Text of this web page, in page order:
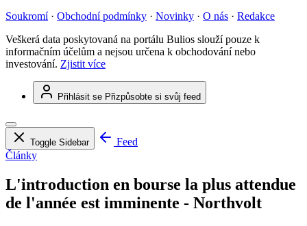
Soukromí · Obchodní podmínky · Novinky · O nás · Redakce
Veškerá data poskytovaná na portálu Bulios slouží pouze k
informačním účelům a nejsou určena k obchodování nebo
investování. Zjistit více
Přihlásit se Přizpůsobte si svůj feed
Toggle Sidebar
Feed
Články
L'introduction en bourse la plus attendue
de l'année est imminente - Northvolt